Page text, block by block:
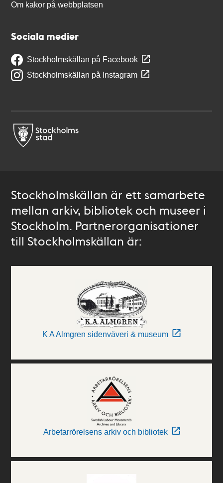
Om kakor på webbplatsen
Sociala medier
Stockholmskällan på Facebook
Stockholmskällan på Instagram
Stockholmskällan är ett samarbete
mellan arkiv, bibliotek och museer i
Stockholm. Partnerorganisationer
till Stockholmskällan är:
K A Almgren sidenväveri & museum
Arbetarrörelsens arkiv och bibliotek